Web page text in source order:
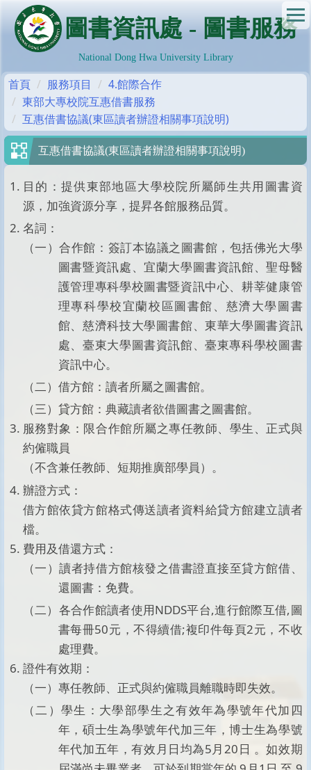
到
主
內
容
區
圖書資訊處 - 圖書服務
National Dong Hwa University Library
首頁 服務項目
4.館際合作
東部大專校院互惠借書服務
互惠借書協議(東區讀者辦證相關事項說明)
互惠借書協議(東區讀者辦證相關事項說明)
目的：提供東部地區大學校院所屬師生共用圖書資
源，加強資源分享，提昇各館服務品質。
名詞：
（一）合作館：簽訂本協議之圖書館，包括佛光大學
圖書暨資訊處、宜蘭大學圖書資訊館、聖母醫
護管理專科學校圖書暨資訊中心、耕莘健康管
理專科學校宜蘭校區圖書館、慈濟大學圖書
館、慈濟科技大學圖書館、東華大學圖書資訊
處、臺東大學圖書資訊館、臺東專科學校圖書
資訊中心。
（二）借方館：讀者所屬之圖書館。
（三）貸方館：典藏讀者欲借圖書之圖書館。
服務對象：限合作館所屬之專任教師、學生、正式與
約僱職員
（不含兼任教師、短期推廣部學員）。
辦證方式：
借方館依貸方館格式傳送讀者資料給貸方館建立讀者
檔。
費用及借還方式：
（一）讀者持借方館核發之借書證直接至貸方館借、
還圖書：免費。
（二）各合作館讀者使用NDDS平台,進行館際互借,圖
書每冊50元，不得續借;複印件每頁2元，不收
處理費。
證件有效期：
（一）專任教師、正式與約僱職員離職時即失效。
（二）學生：大學部學生之有效年為學號年代加四
年，碩士生為學號年代加三年，博士生為學號
年代加五年，有效月日均為5月20日 。如效期